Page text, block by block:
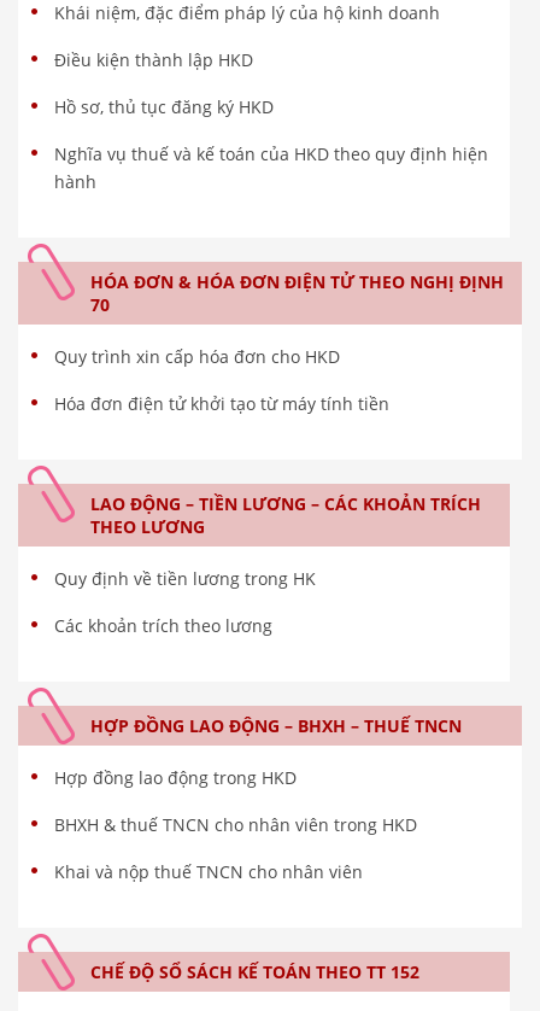
Khái niệm, đặc điểm pháp lý của hộ kinh doanh
Điều kiện thành lập HKD
Hồ sơ, thủ tục đăng ký HKD
Nghĩa vụ thuế và kế toán của HKD theo quy định hiện
hành
HÓA ĐƠN & HÓA ĐƠN ĐIỆN TỬ THEO NGHỊ ĐỊNH
70
Quy trình xin cấp hóa đơn cho HKD
Hóa đơn điện tử khởi tạo từ máy tính tiền
LAO ĐỘNG – TIỀN LƯƠNG – CÁC KHOẢN TRÍCH
THEO LƯƠNG
Quy định về tiền lương trong HK
Các khoản trích theo lương
HỢP ĐỒNG LAO ĐỘNG – BHXH – THUẾ TNCN
Hợp đồng lao động trong HKD
BHXH & thuế TNCN cho nhân viên trong HKD
Khai và nộp thuế TNCN cho nhân viên
CHẾ ĐỘ SỔ SÁCH KẾ TOÁN THEO TT 152